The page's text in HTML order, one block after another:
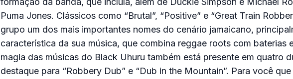
Puma Jones. Clássicos como “Brutal”, “Positive” e “Great Train
grupo um dos mais importantes nomes do cenário jamaicano,
característica da sua música, que combina reggae roots com baterias
magia das músicas do Black Uhuru também está presente em quatro
destaque para “Robbery Dub” e “Dub in the Mountain”. Para você